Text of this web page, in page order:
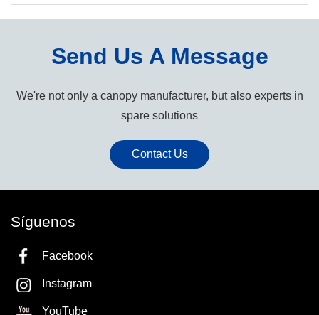
Send Us A Message
We're not only a canopy manufacturer, but also experts in
spare solutions
Contact Us
Síguenos
Facebook
Instagram
YouTube